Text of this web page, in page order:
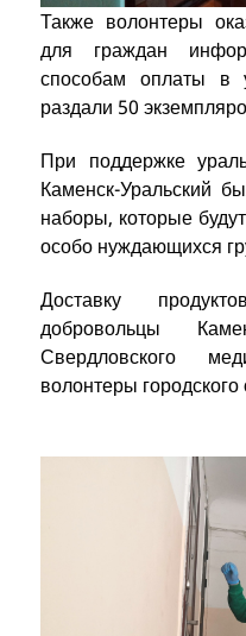
Также волонтеры
для граждан
способам оплаты в
раздали 50
При поддержке
Каменск-Уральский
наборы, которые
особо нуждающихся
Доставку
добровольцы
Свердловского
волонтеры городского